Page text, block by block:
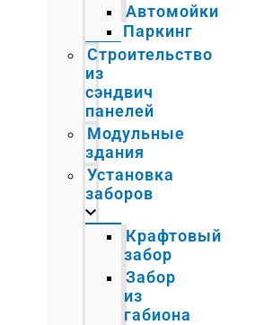
Автомойки
Паркинг
Строительство
из
сэндвич
панелей
Модульные
здания
Установка
заборов
Крафтовый
забор
Забор
из
габиона